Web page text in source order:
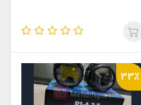
33٪